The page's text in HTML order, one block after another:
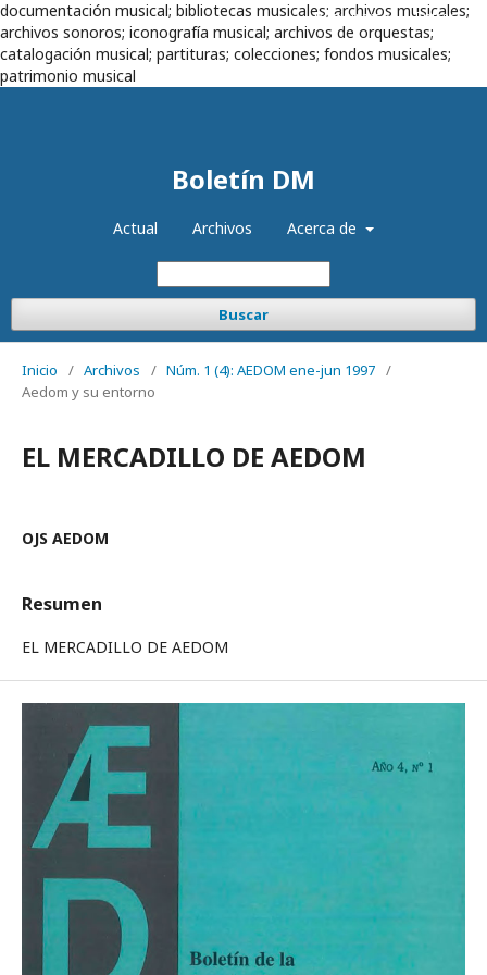
documentación musical; bibliotecas musicales; archivos musicales;
archivos sonoros; iconografía musical; archivos de orquestas;
catalogación musical; partituras; colecciones; fondos musicales;
patrimonio musical
Boletín DM
Actual Archivos Acerca de
Buscar
Registrarse Entrar
Inicio / Archivos / Núm. 1 (4): AEDOM ene-jun 1997 /
Aedom y su entorno
EL MERCADILLO DE AEDOM
OJS AEDOM
Resumen
EL MERCADILLO DE AEDOM